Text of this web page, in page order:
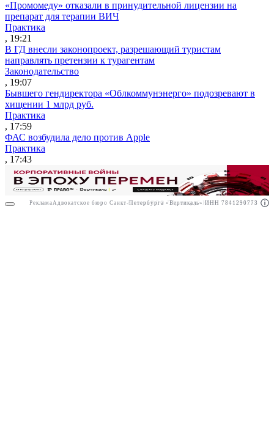
РекламаООО "Право.ру" ИНН: 7704835288
«Промомеду» отказали в принудительной лицензии на
препарат для терапии ВИЧ
Практика
, 19:21
В ГД внесли законопроект, разрешающий туристам
направлять претензии к турагентам
Законодательство
, 19:07
Бывшего гендиректора «Облкоммунэнерго» подозревают в
хищении 1 млрд руб.
Практика
, 17:59
ФАС возбудила дело против Apple
Практика
, 17:43
Реклама Адвокатское бюро Санкт-Петербурга «Вертикаль» ИНН 7841290773